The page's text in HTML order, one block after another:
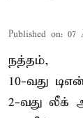
Published on: 07
நத்தம்,
10-வது
2-வது லீக்